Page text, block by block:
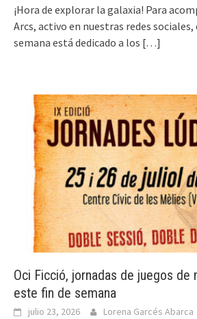
¡Hora de explorar la galaxia! Para
Arcs, activo en nuestras redes
semana está dedicado a los […]
Oci Ficció, jornadas de juegos de
este fin de semana
julio 23, 2026 Lorena Garcés Abarca